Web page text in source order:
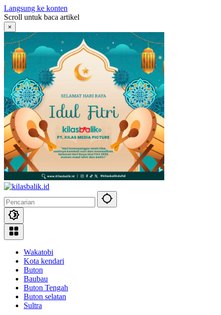
Langsung ke konten
Scroll untuk baca artikel
×
Wakatobi
Kota kendari
Buton
Baubau
Buton Tengah
Buton selatan
Sultra